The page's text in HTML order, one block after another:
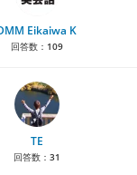
Eikaiwa K
回答数： 109
TE
回答数： 31